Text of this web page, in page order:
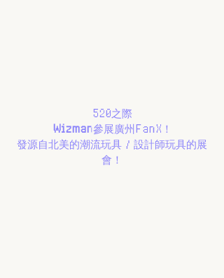
520之際
Wizman參展廣州FanX！
發源自北美的潮流玩具 / 設計師玩具的展
會！